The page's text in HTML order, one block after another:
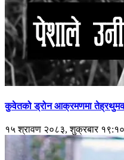
कुवेतको ड्रोन आक्रमणमा
१५ श्रावण २०८३, शुक्रबार १९:१०